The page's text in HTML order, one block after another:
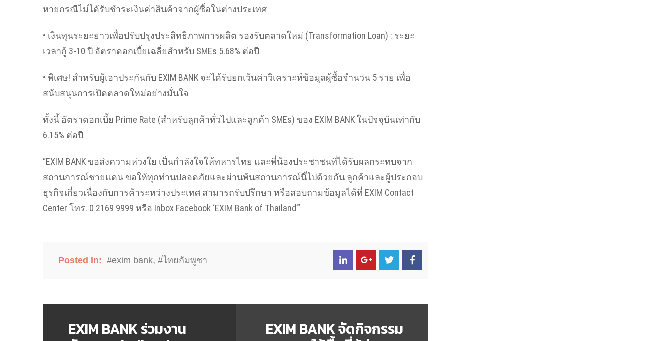
หายกรณีไม่ได้รับชำระเงินค่าสินค้าจากผู้ซื้อในต่างประเทศ
• เงินทุนระยะยาวเพื่อปรับปรุงประสิทธิภาพการผลิต รองรับตลาดใหม่ (Transformation Loan) : ระยะ
เวลากู้ 3-10 ปี อัตราดอกเบี้ยเฉลี่ยสำหรับ SMEs 5.68% ต่อปี
• พิเศษ! สำหรับผู้เอาประกันกับ EXIM BANK จะได้รับยกเว้นค่าวิเคราะห์ข้อมูลผู้ซื้อจำนวน 5 ราย เพื่อ
สนับสนุนการเปิดตลาดใหม่อย่างมั่นใจ
ทั้งนี้ อัตราดอกเบี้ย Prime Rate (สำหรับลูกค้าทั่วไปและลูกค้า SMEs) ของ EXIM BANK ในปัจจุบันเท่ากับ
6.15% ต่อปี
“EXIM BANK ขอส่งความห่วงใย เป็นกำลังใจให้ทหารไทย และพี่น้องประชาชนที่ได้รับผลกระทบจาก
สถานการณ์ชายแดน ขอให้ทุกท่านปลอดภัยและผ่านพ้นสถานการณ์นี้ไปด้วยกัน ลูกค้าและผู้ประกอบ
ธุรกิจเกี่ยวเนื่องกับการค้าระหว่างประเทศ สามารถรับปรึกษา หรือสอบถามข้อมูลได้ที่ EXIM Contact
Center โทร. 0 2169 9999 หรือ Inbox Facebook ‘EXIM Bank of Thailand’”
Posted In: #exim bank, #ไทยกัมพูชา
EXIM BANK ร่วมงาน EXIM BANK จัดกิจกรรม